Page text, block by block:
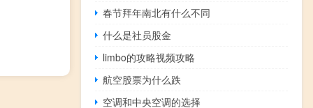
春节拜年南北有什么不同
什么是社员股金
limbo的攻略视频攻略
航空股票为什么跌
空调和中央空调的选择